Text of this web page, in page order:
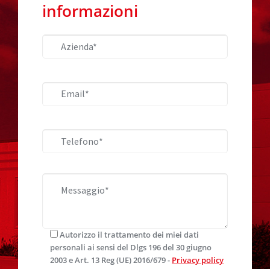
informazioni
Autorizzo il trattamento dei miei dati
personali ai sensi del Dlgs 196 del 30 giugno
2003 e Art. 13 Reg (UE) 2016/679 - Privacy policy